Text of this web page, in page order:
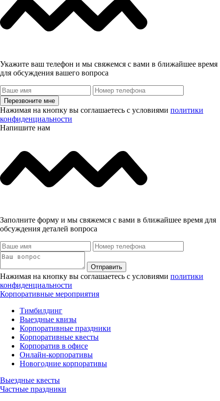
Укажите ваш телефон и мы свяжемся с вами в ближайшее время
для обсуждения вашего вопроса
Перезвоните мне
Нажимая на кнопку вы соглашаетесь с условиями политики
конфиденциальности
Напишите нам
Заполните форму и мы свяжемся с вами в ближайшее время для
обсуждения деталей вопроса
Отправить
Нажимая на кнопку вы соглашаетесь с условиями политики
конфиденциальности
Корпоративные мероприятия
Тимбилдинг
Выездные квизы
Корпоративные праздники
Корпоративные квесты
Корпоратив в офисе
Онлайн-корпоративы
Новогодние корпоративы
Выездные квесты
Частные праздники